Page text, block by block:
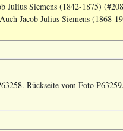
Julius Siemens (1842-1875)
Jacob Julius Siemens (1868-
Rückseite vom Foto